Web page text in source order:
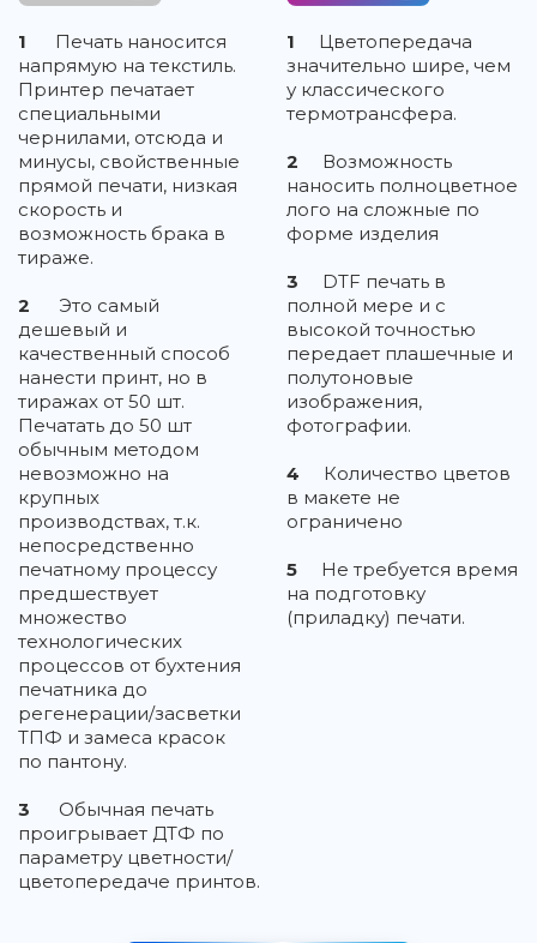
1
Печать наносится
напрямую на текстиль.
Принтер печатает
специальными
чернилами, отсюда и
минусы, свойственные
прямой печати, низкая
скорость и
возможность брака в
тираже.
2
Это самый
дешевый и
качественный способ
нанести принт, но в
тиражах от 50 шт.
Печатать до 50 шт
обычным методом
невозможно на
крупных
производствах, т.к.
непосредственно
печатному процессу
предшествует
множество
технологических
процессов от бухтения
печатника до
регенерации/засветки
ТПФ и замеса красок
по пантону.
3
Обычная печать
проигрывает ДТФ по
параметру цветности/
цветопередаче принтов.
1
Цветопередача
значительно шире, чем
у классического
термотрансфера.
2
Возможность
наносить полноцветное
лого на сложные по
форме изделия
3
DTF печать в
полной мере и с
высокой точностью
передает плашечные и
полутоновые
изображения,
фотографии.
4
Количество цветов
в макете не
ограничено
5
Не требуется время
на подготовку
(приладку) печати.